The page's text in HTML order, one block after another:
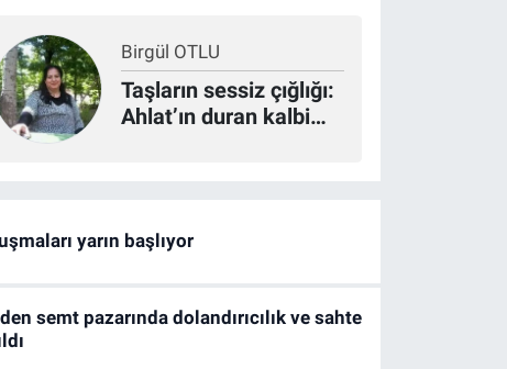
yağmuru
aynı güne
denk geliyor
Birgül OTLU
Taşların sessiz çığlığı:
Ahlat’ın duran kalbi
yarın başlıyor
semt pazarında dolandırıcılık ve sahte